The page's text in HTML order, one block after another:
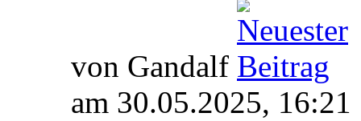
von Gandalf
am 30.05.2025, 16:21